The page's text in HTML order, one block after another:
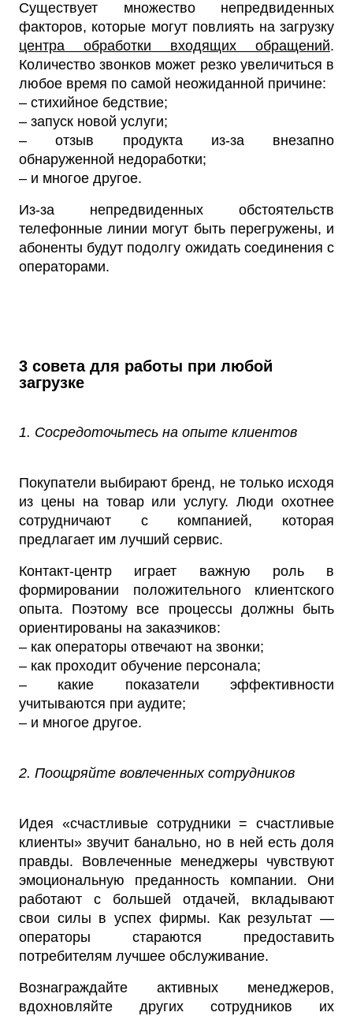
Существует множество непредвиденных
факторов, которые могут повлиять на загрузку
центра обработки входящих обращений.
Количество звонков может резко увеличиться в
любое время по самой неожиданной причине:
– стихийное бедствие;
– запуск новой услуги;
– отзыв продукта из-за внезапно
обнаруженной недоработки;
– и многое другое.
Из-за непредвиденных обстоятельств
телефонные линии могут быть перегружены, и
абоненты будут подолгу ожидать соединения с
операторами.
3 совета для работы при любой
загрузке
1. Сосредоточьтесь на опыте клиентов
Покупатели выбирают бренд, не только исходя
из цены на товар или услугу. Люди охотнее
сотрудничают с компанией, которая
предлагает им лучший сервис.
Контакт-центр играет важную роль в
формировании положительного клиентского
опыта. Поэтому все процессы должны быть
ориентированы на заказчиков:
– как операторы отвечают на звонки;
– как проходит обучение персонала;
– какие показатели эффективности
учитываются при аудите;
– и многое другое.
2. Поощряйте вовлеченных сотрудников
Идея «счастливые сотрудники = счастливые
клиенты» звучит банально, но в ней есть доля
правды. Вовлеченные менеджеры чувствуют
эмоциональную преданность компании. Они
работают с большей отдачей, вкладывают
свои силы в успех фирмы. Как результат —
операторы стараются предоставить
потребителям лучшее обслуживание.
Вознаграждайте активных менеджеров,
вдохновляйте других сотрудников их